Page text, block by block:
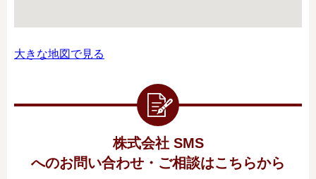
大きな地図で見る
株式会社 SMS
へのお問い合わせ・ご相談はこちらから